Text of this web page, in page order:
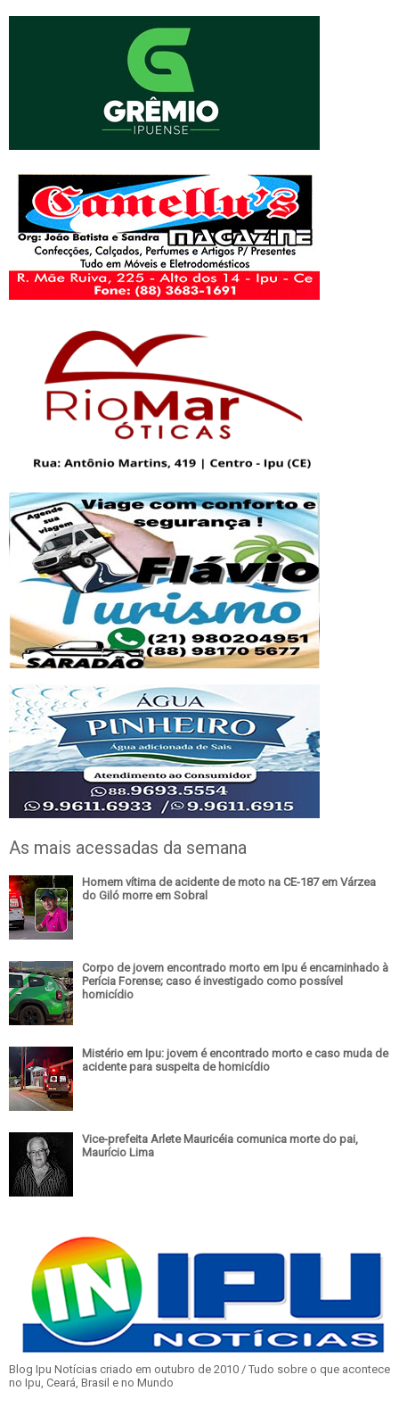
As mais acessadas da semana
Homem vítima de acidente de moto na CE-187 em Várzea
do Giló morre em Sobral
Corpo de jovem encontrado morto em Ipu é encaminhado à
Perícia Forense; caso é investigado como possível
homicídio
Mistério em Ipu: jovem é encontrado morto e caso muda de
acidente para suspeita de homicídio
Vice-prefeita Arlete Mauricéia comunica morte do pai,
Maurício Lima
Blog Ipu Notícias criado em outubro de 2010 / Tudo sobre o que acontece
no Ipu, Ceará, Brasil e no Mundo